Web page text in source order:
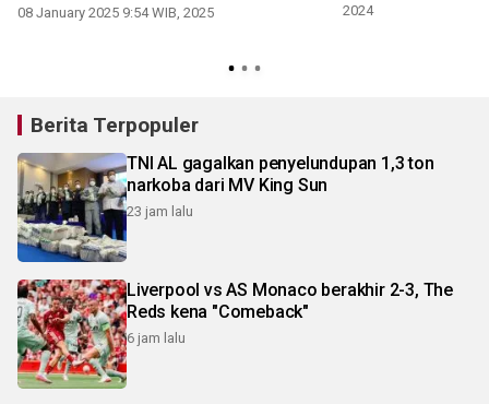
08 January 2025 9:54 WIB, 2025
2024
Berita Terpopuler
TNI AL gagalkan penyelundupan 1,3 ton
narkoba dari MV King Sun
23 jam lalu
Liverpool vs AS Monaco berakhir 2-3, The
Reds kena "Comeback"
6 jam lalu